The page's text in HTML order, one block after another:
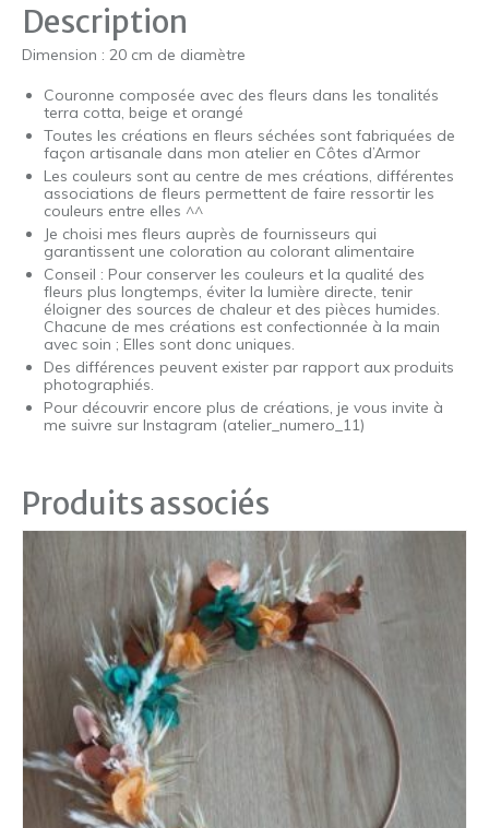
Description
Dimension : 20 cm de diamètre
Couronne composée avec des fleurs dans les tonalités
terra cotta, beige et orangé
Toutes les créations en fleurs séchées sont fabriquées de
façon artisanale dans mon atelier en Côtes d’Armor
Les couleurs sont au centre de mes créations, différentes
associations de fleurs permettent de faire ressortir les
couleurs entre elles ^^
Je choisi mes fleurs auprès de fournisseurs qui
garantissent une coloration au colorant alimentaire
Conseil : Pour conserver les couleurs et la qualité des
fleurs plus longtemps, éviter la lumière directe, tenir
éloigner des sources de chaleur et des pièces humides.
Chacune de mes créations est confectionnée à la main
avec soin ; Elles sont donc uniques.
Des différences peuvent exister par rapport aux produits
photographiés.
Pour découvrir encore plus de créations, je vous invite à
me suivre sur Instagram (atelier_numero_11)
Produits associés